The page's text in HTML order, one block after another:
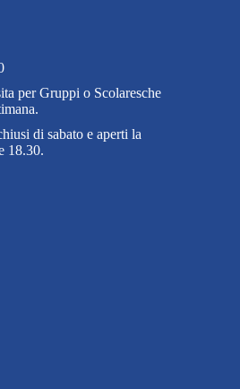
per Gruppi o Scolaresche
di sabato e aperti la
18.30.